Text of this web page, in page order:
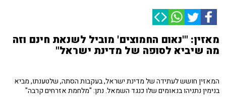
מאזין: "'נאום החמוצים' מוביל לשנאת חינם וזה
מה שיביא לסופה של מדינת ישראל"
המאזין חושש לעתידה של מדינת ישראל, בעקבות הסתה, שלטענתו, מביא
בנימין נתניהו בנאומים שלו כנגד השמאל. נתן: "מלחמת אזרחים קרבה"